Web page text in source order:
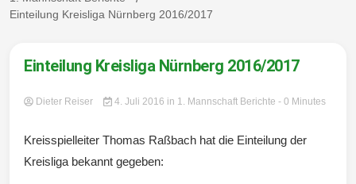
Weinzierl
ein-
Einteilung Kreisliga Nürnberg 2016/2017
Einteilung Kreisliga Nürnberg 2016/2017
Dieter Reiser 4. Juli 2016 in 1. Mannschaft Berichte - 0 Minutes
Kreisspielleiter Thomas Raßbach hat die Einteilung der
Kreisliga bekannt gegeben: